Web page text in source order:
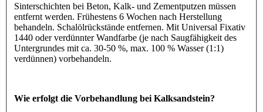
Sinterschichten bei Beton, Kalk- und Zementputzen müssen
entfernt werden. Frühestens 6 Wochen nach Herstellung
behandeln. Schalölrückstände entfernen. Mit Universal Fixativ
1440 oder verdünnter Wandfarbe (je nach Saugfähigkeit des
Untergrundes mit ca. 30-50 %, max. 100 % Wasser (1:1)
verdünnen) vorbehandeln.
Wie erfolgt die Vorbehandlung bei Kalksandstein?